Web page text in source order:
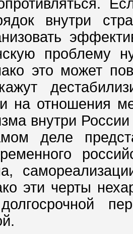
внутри
проблему
это может
и на отношения
внутри
деле
эти черты